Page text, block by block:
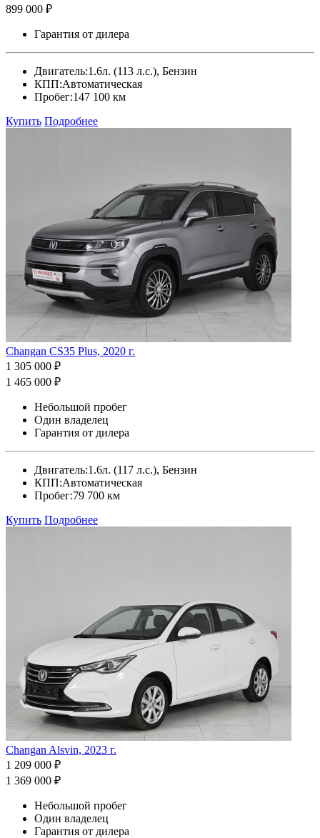
899 000 ₽
Гарантия от дилера
Двигатель:1.6л. (113 л.с.), Бензин
КПП:Автоматическая
Пробег:147 100 км
Купить Подробнее
Changan CS35 Plus, 2020 г.
1 305 000 ₽
1 465 000 ₽
Небольшой пробег
Один владелец
Гарантия от дилера
Двигатель:1.6л. (117 л.с.), Бензин
КПП:Автоматическая
Пробег:79 700 км
Купить Подробнее
Changan Alsvin, 2023 г.
1 209 000 ₽
1 369 000 ₽
Небольшой пробег
Один владелец
Гарантия от дилера